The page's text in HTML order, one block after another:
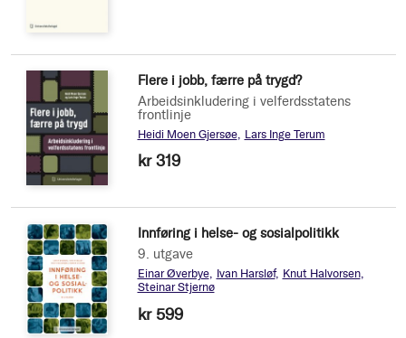
Flere i jobb, færre på trygd?
Arbeidsinkludering i velferdsstatens
frontlinje
Heidi Moen Gjersøe Lars Inge Terum
kr 319
Innføring i helse- og sosialpolitikk
9. utgave
Einar Øverbye Ivan Harsløf
Knut Halvorsen
Steinar Stjernø
kr 599